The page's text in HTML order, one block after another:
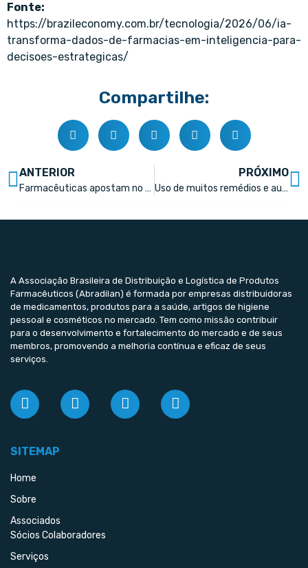
Fonte:
https://brazileconomy.com.br/tecnologia/2026/06/ia-
transforma-dados-de-farmacias-em-inteligencia-para-
decisoes-estrategicas/
Compartilhe:
ANTERIOR
Farmacêuticas apostam no Brasil para pesquisa de doenças raras
PRÓXIMO
Uso de muitos remédios e automedicação elevam risco de reações e complicações
A Associação Brasileira de Distribuição e Logística de Produtos
Farmacêuticos (Abradilan) é formada por empresas distribuidoras
de medicamentos, produtos para a saúde, artigos de higiene
pessoal e cosméticos no mercado. Tem como missão contribuir
para o desenvolvimento e fortalecimento do mercado e de seus
membros, promovendo a melhoria contínua e eficaz de seus
serviços.
SITEMAP
Home
Sobre
Associados
Sócios Colaboradores
Serviços